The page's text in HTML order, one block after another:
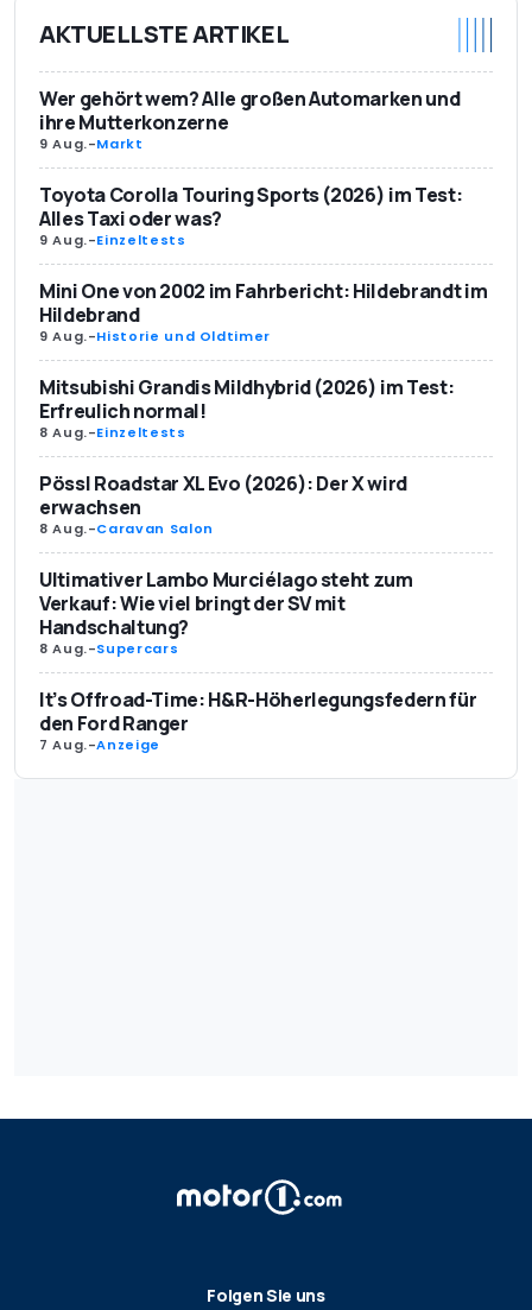
AKTUELLSTE ARTIKEL
Wer gehört wem? Alle großen Automarken und
ihre Mutterkonzerne
9 Aug.-Markt
Toyota Corolla Touring Sports (2026) im Test:
Alles Taxi oder was?
9 Aug.-Einzeltests
Mini One von 2002 im Fahrbericht: Hildebrandt im
Hildebrand
9 Aug.-Historie und Oldtimer
Mitsubishi Grandis Mildhybrid (2026) im Test:
Erfreulich normal!
8 Aug.-Einzeltests
Pössl Roadstar XL Evo (2026): Der X wird
erwachsen
8 Aug.-Caravan Salon
Ultimativer Lambo Murciélago steht zum
Verkauf: Wie viel bringt der SV mit
Handschaltung?
8 Aug.-Supercars
It’s Offroad-Time: H&R-Höherlegungsfedern für
den Ford Ranger
7 Aug.-Anzeige
Folgen Sie uns